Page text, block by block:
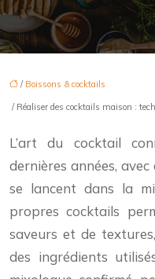
/ Boissons & cocktails
/ Réaliser des cocktails maison :
L’art du cocktail
dernières années,
se lancent dans la
propres cocktails
saveurs et de
des ingrédients